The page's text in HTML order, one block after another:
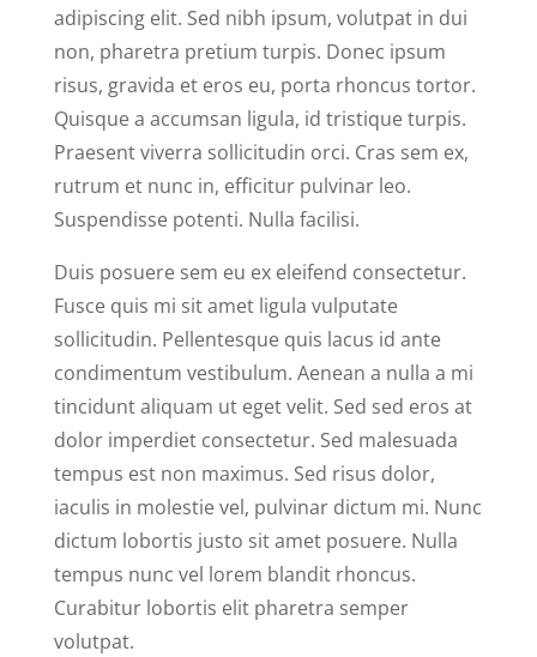
adipiscing elit. Sed nibh ipsum, volutpat in dui
non, pharetra pretium turpis. Donec ipsum
risus, gravida et eros eu, porta rhoncus tortor.
Quisque a accumsan ligula, id tristique turpis.
Praesent viverra sollicitudin orci. Cras sem ex,
rutrum et nunc in, efficitur pulvinar leo.
Suspendisse potenti. Nulla facilisi.
Duis posuere sem eu ex eleifend consectetur.
Fusce quis mi sit amet ligula vulputate
sollicitudin. Pellentesque quis lacus id ante
condimentum vestibulum. Aenean a nulla a mi
tincidunt aliquam ut eget velit. Sed sed eros at
dolor imperdiet consectetur. Sed malesuada
tempus est non maximus. Sed risus dolor,
iaculis in molestie vel, pulvinar dictum mi. Nunc
dictum lobortis justo sit amet posuere. Nulla
tempus nunc vel lorem blandit rhoncus.
Curabitur lobortis elit pharetra semper
volutpat.